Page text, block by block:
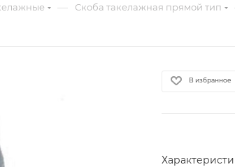
— Скоба такелажная прямой тип
В избранное